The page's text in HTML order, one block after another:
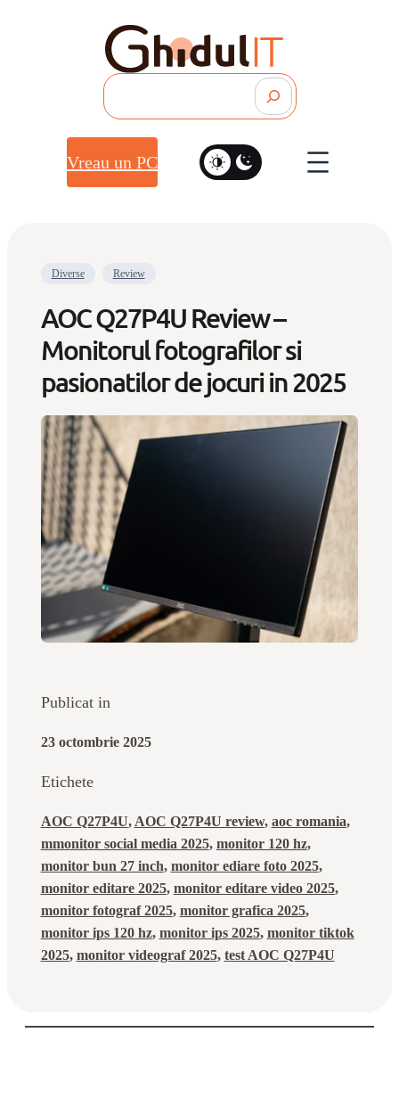
Vreau un PC
Diverse Review
AOC Q27P4U Review –
Monitorul fotografilor si
pasionatilor de jocuri in 2025
Publicat in
23 octombrie 2025
Etichete
AOC Q27P4U, AOC Q27P4U review, aoc romania ,
mmonitor social media 2025, monitor 120 hz ,
monitor bun 27 inch, monitor ediare foto 2025 ,
monitor editare 2025, monitor editare video 2025 ,
monitor fotograf 2025, monitor grafica 2025 ,
monitor ips 120 hz, monitor ips 2025, monitor tiktok
2025, monitor videograf 2025, test AOC Q27P4U